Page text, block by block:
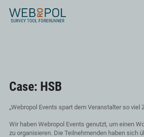
Webropol
Case: HSB
„Webropol Events spart dem Veranstalter so viel
Wir haben Webropol Events genutzt, um einen
zu organisieren. Die Teilnehmenden haben sich